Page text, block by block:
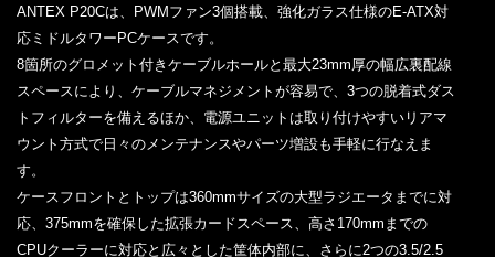
ANTEX P20Cは、PWMファン3個搭載、強化ガラス仕様のE-ATX対
応ミドルタワーPCケースです。
8箇所のグロメット付きケーブルホールと最大23mm厚の幅広裏配線
スペースにより、ケーブルマネジメントが容易で、3つの脱着式ダス
トフィルターを備えるほか、電源ユニットは取り付けやすいリアマ
ウント方式で日々のメンテナンスやパーツ増設も手軽に行なえま
す。
ケースフロントとトップは360mmサイズの大型ラジエータまでに対
応、375mmを確保した拡張カードスペース、高さ170mmまでの
CPUクーラーに対応と広々とした筐体内部に、さらに2つの3.5/2.5